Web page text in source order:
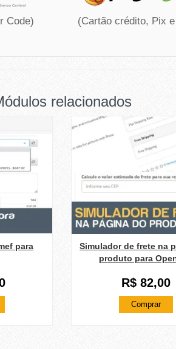
Code) (Cartão crédito, Pix
relacionados
para
Simulador de frete na
produto para
R$ 82,00
Comprar